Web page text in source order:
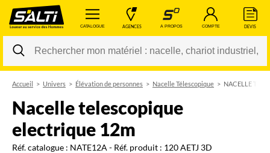
CATALOGUE AGENCES A PROPOS COMPTE DEVIS
Changer
Accueil Univers Élévation de personnes Nacelle Télescopique NACELLE
nacelle telescopique
electrique 12m
Réf. catalogue : NATE12A - Réf. produit : 120 AETJ 3D